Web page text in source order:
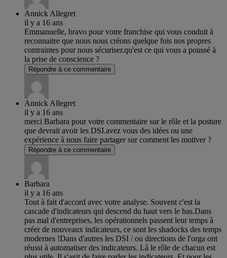
Annick Allegret
il y a 16 ans
Emmanuelle, bravo pour votre franchise qui vous conduit à
reconnaitre que nous nous créons quelque fois nos propres
contraintes pour nous sécuriser.qu'est ce qui vous a poussé à
la prise de conscience ?
Répondre à ce commentaire
Annick Allegret
il y a 16 ans
merci Barbara pour votre commentaire sur le rôle et la posture
que devrait avoir les DSI.avez vous des idées ou une
expérience à nous faire partager sur comment les motiver ?
Répondre à ce commentaire
Barbara
il y a 16 ans
Tout à fait d'accord avec votre analyse. Souvent c'est la
cascade d'indicateurs qui descend du haut vers le bas.Dans
pas mal d'entreprises, les opérationnels passent leur temps à
créer de nouveaux indicateurs, ce sont les shadocks des temps
modernes !Dans d'autres les DSI / ou directions de l'orga ont
réussi à automatiser des indicateurs. Là le rôle de chacun est